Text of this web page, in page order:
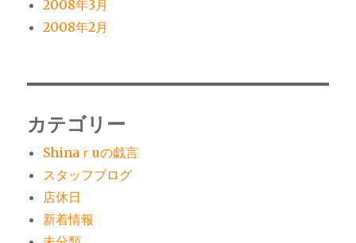
2008年3月
2008年2月
カテゴリー
Shinaｒuの戯言
スタッフブログ
店休日
新着情報